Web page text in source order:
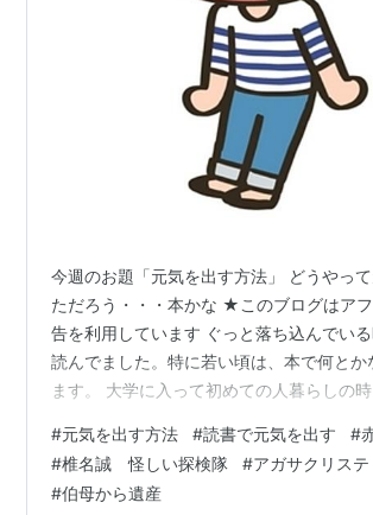
今週のお題「元気を出す方法」 どうやっ
ただろう・・・本かな ★このブログはア
告を利用しています ぐっと落ち込んでい
読んでました。特に若い頃は、本で何とか
ます。 大学に入って初めての人暮らしの
でました。 その時の主な本は赤川次郎 あ
いのもあるかもだけど、軽めのばかり選ん
んだと思うう）、可愛い女子高生や女子大
#元気を出す方法 #読書で元気を出す #
#椎名誠 怪しい探検隊 #アガサクリステ
#伯母から遺産